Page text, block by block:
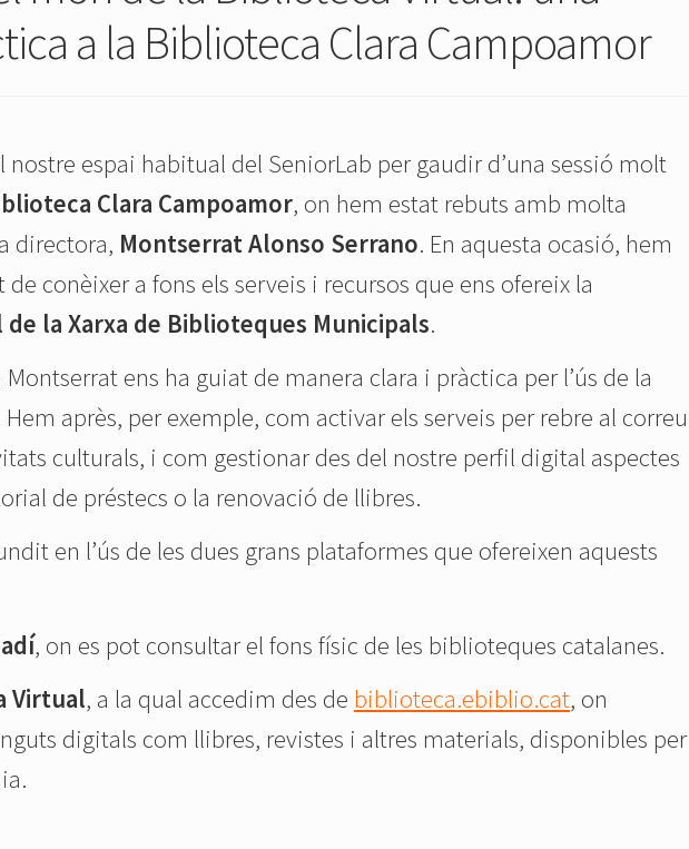
a la Biblioteca Clara Campoamor
espai habitual del SeniorLab per gaudir d’una sessió molt
Clara Campoamor, on hem estat rebuts amb molta
directora, Montserrat Alonso Serrano. En aquesta ocasió, hem
conèixer a fons els serveis i recursos que ens ofereix la
la Xarxa de Biblioteques Municipals.
Montserrat ens ha guiat de manera clara i pràctica per l’ús de la
après, per exemple, com activar els serveis per rebre al correu
culturals, i com gestionar des del nostre perfil digital aspectes
de préstecs o la renovació de llibres.
en l’ús de les dues grans plataformes que ofereixen aquests
, on es pot consultar el fons físic de les biblioteques catalanes.
Virtual, a la qual accedim des de biblioteca.ebiblio.cat, on
digitals com llibres, revistes i altres materials, disponibles per